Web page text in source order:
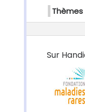
Thèmes
Sur